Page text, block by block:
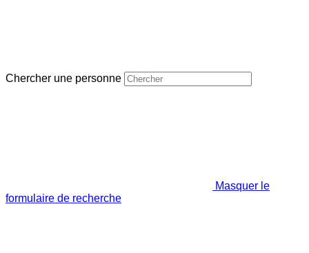
Chercher une personne
Masquer le
formulaire de recherche